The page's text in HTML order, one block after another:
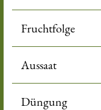
Fruchtfolge
Aussaat
Düngung